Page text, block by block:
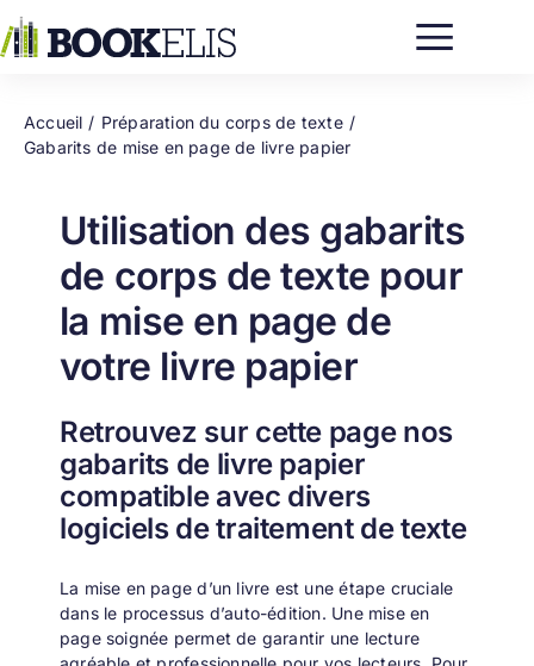
au
contenu
Accueil
Préparation du corps de texte
Gabarits de mise en page de livre papier
Utilisation des gabarits
de corps de texte pour
la mise en page de
votre livre papier
Retrouvez sur cette page nos
gabarits de livre papier
compatible avec divers
logiciels de traitement de texte
La mise en page d’un livre est une étape cruciale
dans le processus d’auto-édition. Une mise en
page soignée permet de garantir une lecture